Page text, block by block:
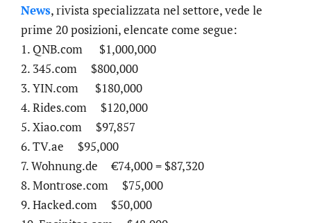
News, rivista specializzata nel settore, vede le
prime 20 posizioni, elencate come segue:
1. QNB.com $1,000,000
2. 345.com $800,000
3. YIN.com $180,000
4. Rides.com $120,000
5. Xiao.com $97,857
6. TV.ae $95,000
7. Wohnung.de €74,000 = $87,320
8. Montrose.com $75,000
9. Hacked.com $50,000